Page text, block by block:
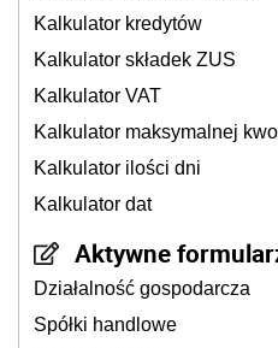
Kalkulator kredytów
Kalkulator składek ZUS
Kalkulator VAT
Kalkulator maksymalnej
Kalkulator ilości dni
Kalkulator dat
Aktywne
Działalność gospodarcza
Spółki handlowe